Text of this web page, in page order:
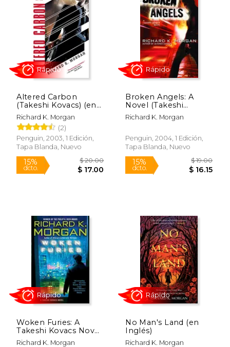
sobre la identidad, el poder y la tecnología,
Morgan ha mantenido una voz distintiva
en la ciencia ficción contemporánea. Su
obra combina acción intensa con una
crítica social profunda, explorando cómo la
tecnología puede afectar la condición
humana.
Altered Carbon
(Takeshi Kovacs) (en
Inglés)
Richard K. Morgan
(2)
Penguin, 2003, 1 Edición,
Tapa Blanda, Nuevo
15%
dcto. $ 17.00
Rápido
Broken Angels: A
Novel (Takeshi
Kovacs) (en Inglés)
Richard K. Morgan
Penguin, 2004, 1 Edición,
Tapa Blanda, Nuevo
15%
dcto.
Woken Furies: A
Takeshi Kovacs Novel
(en Inglés)
Richard K. Morgan
No Man's Land (en
Inglés)
Richard K. Morgan